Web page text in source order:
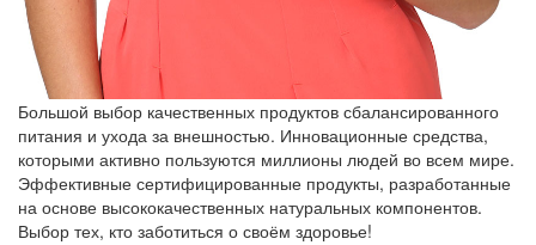
Большой выбор качественных продуктов сбалансированного
питания и ухода за внешностью. Инновационные средства,
которыми активно пользуются миллионы людей во всем мире.
Эффективные сертифицированные продукты, разработанные
на основе высококачественных натуральных компонентов.
Выбор тех, кто заботиться о своём здоровье!